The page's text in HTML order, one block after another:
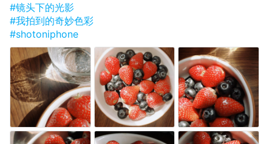
#镜头下的光影
#我拍到的奇妙色彩
#shotoniphone